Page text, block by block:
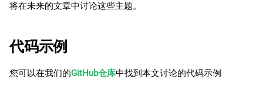
Polski
应用程序消息
发送消息并接收响应
将在未来的文章中讨论这些主题。
代码示例
您可以在我们的GitHub仓库中找到本文讨论的代码示例